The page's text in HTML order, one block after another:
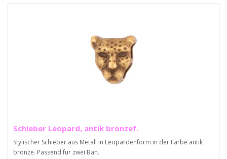
Schieber Leopard, antik bronzef.
Stylischer Schieber aus Metall in Leopardenform in der Farbe antik
bronze. Passend für zwei Bän..